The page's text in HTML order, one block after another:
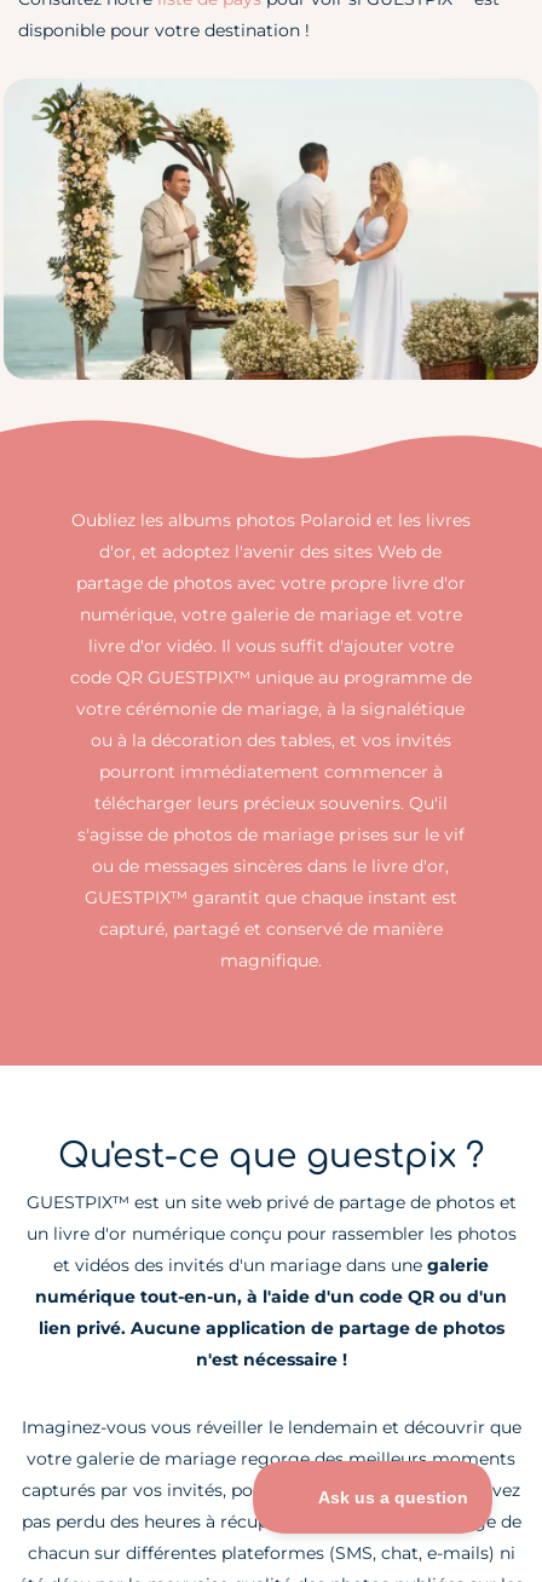
disponible pour votre destination !
Oubliez les albums photos Polaroid et les livres
d'or, et adoptez l'avenir des sites Web de
partage de photos avec votre propre livre d'or
numérique, votre galerie de mariage et votre
livre d'or vidéo. Il vous suffit d'ajouter votre
code QR GUESTPIX™ unique au programme de
votre cérémonie de mariage, à la signalétique
ou à la décoration des tables, et vos invités
pourront immédiatement commencer à
télécharger leurs précieux souvenirs. Qu'il
s'agisse de photos de mariage prises sur le vif
ou de messages sincères dans le livre d'or,
GUESTPIX™ garantit que chaque instant est
capturé, partagé et conservé de manière
magnifique.
Qu'est-ce que guestpix ?
GUESTPIX™ est un site web privé de partage de photos et
un livre d'or numérique conçu pour rassembler les photos
et vidéos des invités d'un mariage dans une galerie
numérique tout-en-un, à l'aide d'un code QR ou d'un
lien privé. Aucune application de partage de photos
n'est nécessaire !
Imaginez-vous vous réveiller le lendemain et découvrir que
votre galerie de mariage regorge des meilleurs moments
capturés par vos invités, pour le plaisir de tous. Vous n'avez
pas perdu des heures à récupérer les photos de mariage de
chacun sur différentes plateformes (SMS, chat, e-mails) ni